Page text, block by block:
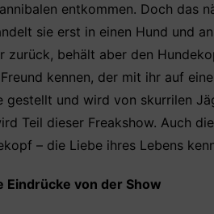
entkommen. Doch das
sie erst in einen Hund und
zurück, behält aber den
kennen, der mit ihr auf
gestellt und wird von skurrilen
Teil dieser Freakshow. Auch
– die Liebe ihres Lebens
Eindrücke von der Show